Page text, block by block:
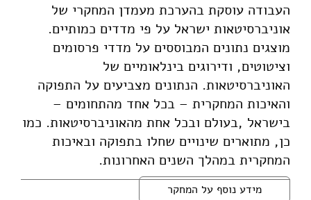
העבודה עוסקת בהערכת מעמדן המחקרי של
אוניברסיטאות ישראל על פי מדדים כמותיים.
מוצגים נתונים המבוססים על מדדי פרסומים
וציטוטים, ודירוגים בינלאומיים של
האוניברסיטאות. הנתונים מצביעים על התפוקה
והאיכות המחקרית – בכל אחד מהתחומים –
בישראל ,בעולם ובכל אחת מהאוניברסיטאות. כמו
כן, מתוארים שינויים שחלו בתפוקה ובאיכות
המחקרית במהלך השנים האחרונות.
מידע נוסף על המחקר